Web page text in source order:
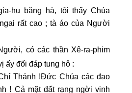
hu băng hà, tôi thấy Chúa
rất cao ; tà áo của Người
có các thần Xê-ra-phim
ấy đối đáp tung hô :
Thánh !Đức Chúa các đạo
! Cả mặt đất rạng ngời vinh